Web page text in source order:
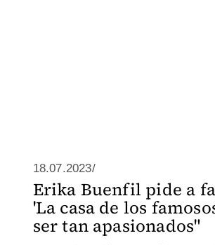
18.07.2023/
Erika Buenfil pide a
'La casa de los
ser tan apasionados"